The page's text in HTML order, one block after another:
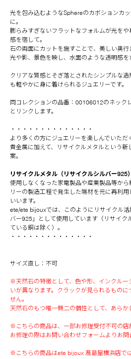
光を包み込むようなSphereのカボションカ
に。
膨らみすぎないフラットなフォルムが光を
感を宿して。
石の両面にカットを施すことで、美しい奥行
光や影、景色を映し、水面のような透明感を
クリアな質感とそぎ落とされたシンプルな
も軽やかに身に着けられるジュエリーです。
同コレクションの品番：00106012のネック
とリンクします。
・・・・・・・・・・・・・・
より多くの方にジュエリーを楽しんでいた
貴金属に加えて、リサイクルメタルという
案。
リサイクルメタル（リサイクルシルバー925）
使用しなくなった家電製品や産業製品等か
リーの製造工程で発生した端材を元に再利
いいます。
ete/ete bijouxでは、このようにリサイクル
バー925」として使用しています（リサイク
ている銅は除く）。
・・・・・・・・・・・・・・
サイズ直し：不可
※天然石の特徴として、色や形、インクルー
いが異なります。クラックが見られるもの
せん。
天然石のもつ唯一無二の個性として、あらか
※こちらの商品は、一部お修理受付不可の店
お修理の際はお問い合わせフォームよりお問
※こちらの商品はete bijoux 髙島屋横浜店で